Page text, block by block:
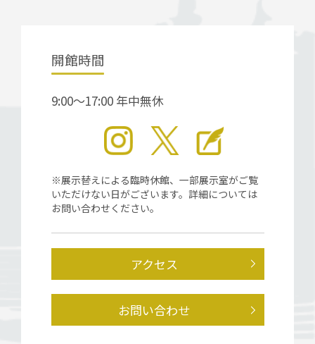
開館時間
9:00～17:00 年中無休
※展示替えによる臨時休館、一部展示室がご覧
いただけない日がございます。詳細については
お問い合わせください。
アクセス
お問い合わせ